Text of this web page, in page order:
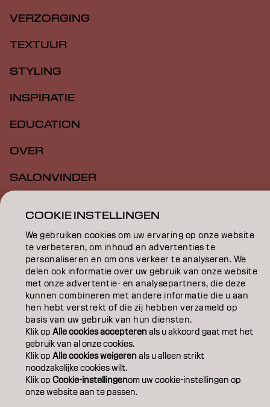
VERZORGING
TEXTUUR
STYLING
INSPIRATIE
EDUCATION
OVER
SALONVINDER
CONTACT
ColofonPrivacyverklaringCookiebeleid
GebruiksvoorwaardenToegankelijkheidsverklaring
NL | Dutch
Goldwell is part of
COOKIE INSTELLINGEN
We gebruiken cookies om uw ervaring op onze website
te verbeteren, om inhoud en advertenties te
personaliseren en om ons verkeer te analyseren. We
delen ook informatie over uw gebruik van onze website
met onze advertentie- en analysepartners, die deze
kunnen combineren met andere informatie die u aan
hen hebt verstrekt of die zij hebben verzameld op
basis van uw gebruik van hun diensten.
Klik op Alle cookies accepterenals u akkoord gaat met het
gebruik van al onze cookies.
Klik op Alle cookies weigerenals u alleen strikt
noodzakelijke cookies wilt.
Klik op Cookie-instellingenom uw cookie-instellingen op
onze website aan te passen.